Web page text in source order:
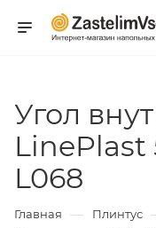
Угол
L068
Главная — Плинтус